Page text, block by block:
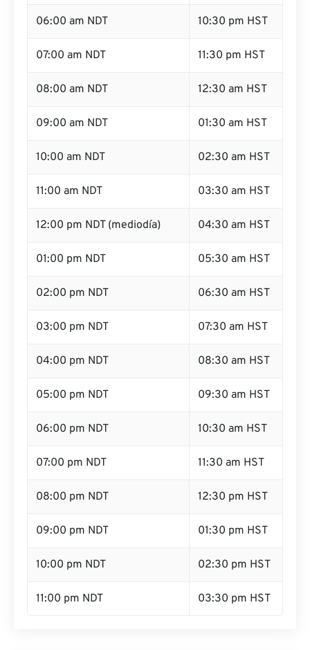
06:00 am NDT 10:30 pm HST
07:00 am NDT 11:30 pm HST
08:00 am NDT 12:30 am HST
09:00 am NDT 01:30 am HST
10:00 am NDT 02:30 am HST
11:00 am NDT 03:30 am HST
12:00 pm NDT (mediodía) 04:30 am HST
01:00 pm NDT 05:30 am HST
02:00 pm NDT 06:30 am HST
03:00 pm NDT 07:30 am HST
04:00 pm NDT 08:30 am HST
05:00 pm NDT 09:30 am HST
06:00 pm NDT 10:30 am HST
07:00 pm NDT 11:30 am HST
08:00 pm NDT 12:30 pm HST
09:00 pm NDT 01:30 pm HST
10:00 pm NDT 02:30 pm HST
11:00 pm NDT 03:30 pm HST